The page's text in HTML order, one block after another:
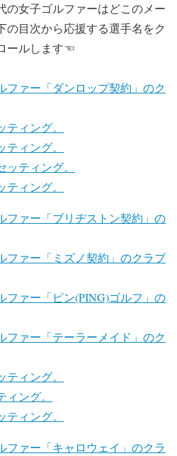
の女子ゴルファーはどこのメー
目次から応援する選手名をク
ールします☜
ファー「ダンロップ契約」のク
ィング。
ィング。
ティング。
ィング。
ファー「ブリヂストン契約」の
ファー「ミズノ契約」のクラブ
ファー「ピン(PING)ゴルフ」の
ファー「テーラーメイド」のク
ィング。
ング。
ィング。
ファー「キャロウェイ」のクラ